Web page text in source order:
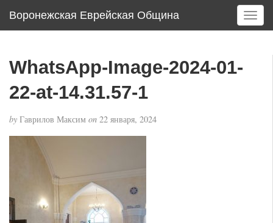
Воронежская Еврейская Община
T
o
WhatsApp-Image-2024-01-
22-at-14.31.57-1
by Гаврилов Максим on 22 января, 2024